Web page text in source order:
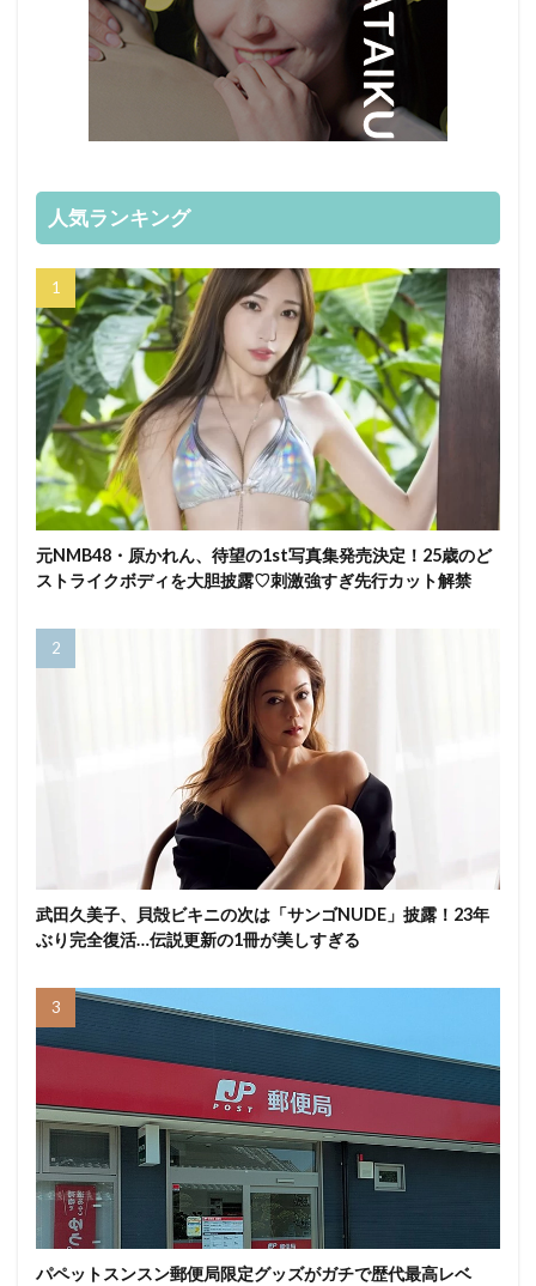
人気ランキング
元NMB48・原かれん、待望の1st写真集発売決定！25歳のど
ストライクボディを大胆披露♡刺激強すぎ先行カット解禁
武田久美子、貝殻ビキニの次は「サンゴNUDE」披露！23年
ぶり完全復活…伝説更新の1冊が美しすぎる
パペットスンスン郵便局限定グッズがガチで歴代最高レベ